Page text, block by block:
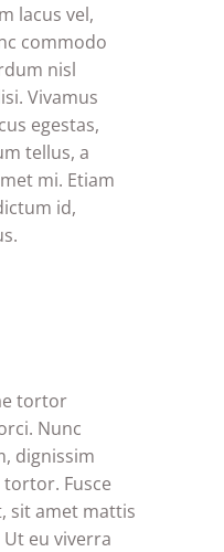
lacus vel,
commodo
nisl
Vivamus
egestas,
tellus, a
mi. Etiam
id,
tortor
Nunc
dignissim
Fusce
sit amet mattis
eu viverra